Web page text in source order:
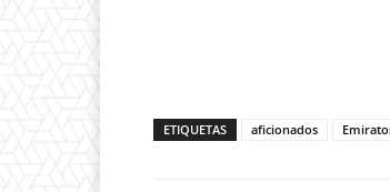
ETIQUETAS aficionados